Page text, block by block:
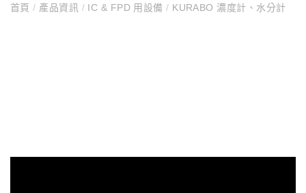
首頁/ 產品資訊 /IC & FPD 用設備/ KURABO 濃度計、水分計